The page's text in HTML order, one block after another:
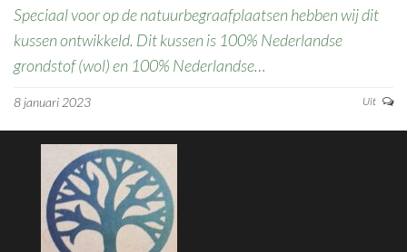
Speciaal voor op de natuurbegraafplaatsen hebben wij dit
kussen ontwikkeld. Dit kussen is 100% Nederlandse
grondstof (wol) en 100% Nederlandse…
8 januari 2023 Uit